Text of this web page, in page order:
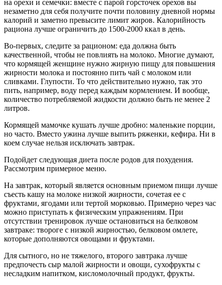
на орехи и семечки: вместе с парой горсточек орехов вы
незаметно для себя получите почти половину дневной нормы
калорий и заметно превысите лимит жиров. Калорийность
рациона лучше ограничить до 1500-2000 ккал в день.
Во-первых, следите за рационом: еда должна быть
качественной, чтобы не повлиять на молоко. Многие думают,
что кормящей женщине нужно жирную пищу для повышения
жирности молока и постоянно пить чай с молоком или
сливками. Глупости. То что действительно нужно, так это
пить, например, воду перед каждым кормлением. И вообще,
количество потребляемой жидкости должно быть не менее 2
литров.
Кормящей мамочке кушать лучше дробно: маленькие порции,
но часто. Вместо ужина лучше выпить ряженки, кефира. Ни в
коем случае нельзя исключать завтрак.
Подойдет следующая диета после родов для похудения.
Рассмотрим примерное меню.
На завтрак, который является основным приемом пищи лучше
съесть кашу на молоке низкой жирности, сочетая ее с
фруктами, ягодами или тертой морковью. Примерно через час
можно приступать к физическим упражнениям. При
отсутствии тренировок лучше остановиться на белковом
завтраке: твороге с низкой жирностью, белковом омлете,
которые дополняются овощами и фруктами.
Для сытного, но не тяжелого, второго завтрака лучше
предпочесть сыр малой жирности и овощи, сухофрукты с
несладким напитком, кисломолочный продукт, фрукты.